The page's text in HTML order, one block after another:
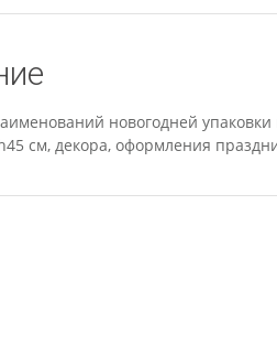
новогодней
см, декора, оформления